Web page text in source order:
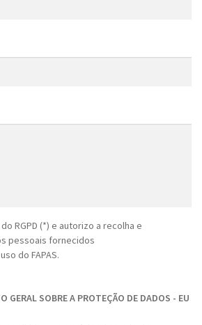
RGPD (*) e autorizo a recolha e
pessoais fornecidos
do FAPAS.
GERAL SOBRE A PROTEÇÃO DE DADOS - EU